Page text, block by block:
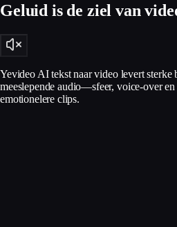
Geluid is de ziel van
Yevideo AI tekst naar video levert sterke
meeslepende audio—sfeer, voice-over
emotionelere clips.